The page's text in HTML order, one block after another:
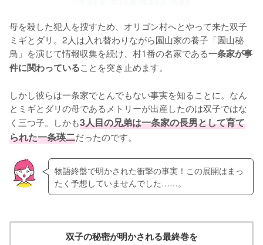
母を殺した犯人を捜すため、オリゴン村へとやって来た双子
ミギとダリ。2人は入れ替わりながら園山家の養子「園山秘
鳥」を演じて情報収集を続け、村1番の名家である一条家が事
件に関わっていることを突き止めます。
しかし彼らは一条家でとんでもない事実を知ることに。なん
とミギとダリの母であるメトリーが出産したのは双子ではな
く三つ子。しかも3人目の兄弟は一条家の長男として育て
られた一条瑛二だったのです。
物語終盤で明かされた衝撃の事実！この展開はまっ
たく予想していませんでした……。
双子の秘密が明かされる最終巻を